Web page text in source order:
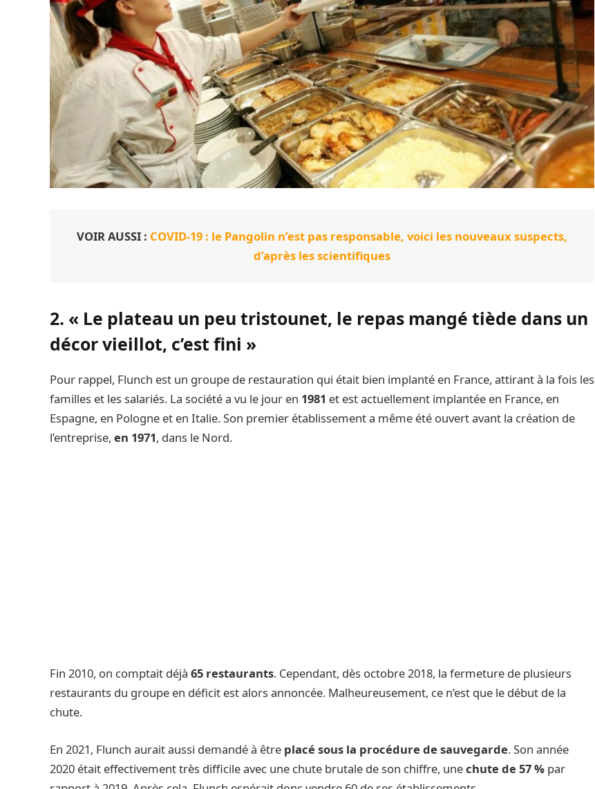
VOIR AUSSI : COVID-19 : le Pangolin n’est pas responsable, voici les nouveaux suspects,
d’après les scientifiques
2. « Le plateau un peu tristounet, le repas mangé tiède dans un
décor vieillot, c’est fini »
Pour rappel, Flunch est un groupe de restauration qui était bien implanté en France, attirant à la fois les
familles et les salariés. La société a vu le jour en 1981 et est actuellement implantée en France, en
Espagne, en Pologne et en Italie. Son premier établissement a même été ouvert avant la création de
l’entreprise, en 1971, dans le Nord.
Fin 2010, on comptait déjà 65 restaurants. Cependant, dès octobre 2018, la fermeture de plusieurs
restaurants du groupe en déficit est alors annoncée. Malheureusement, ce n’est que le début de la
chute.
En 2021, Flunch aurait aussi demandé à être placé sous la procédure de sauvegarde. Son année
2020 était effectivement très difficile avec une chute brutale de son chiffre, unechute de 57 % par